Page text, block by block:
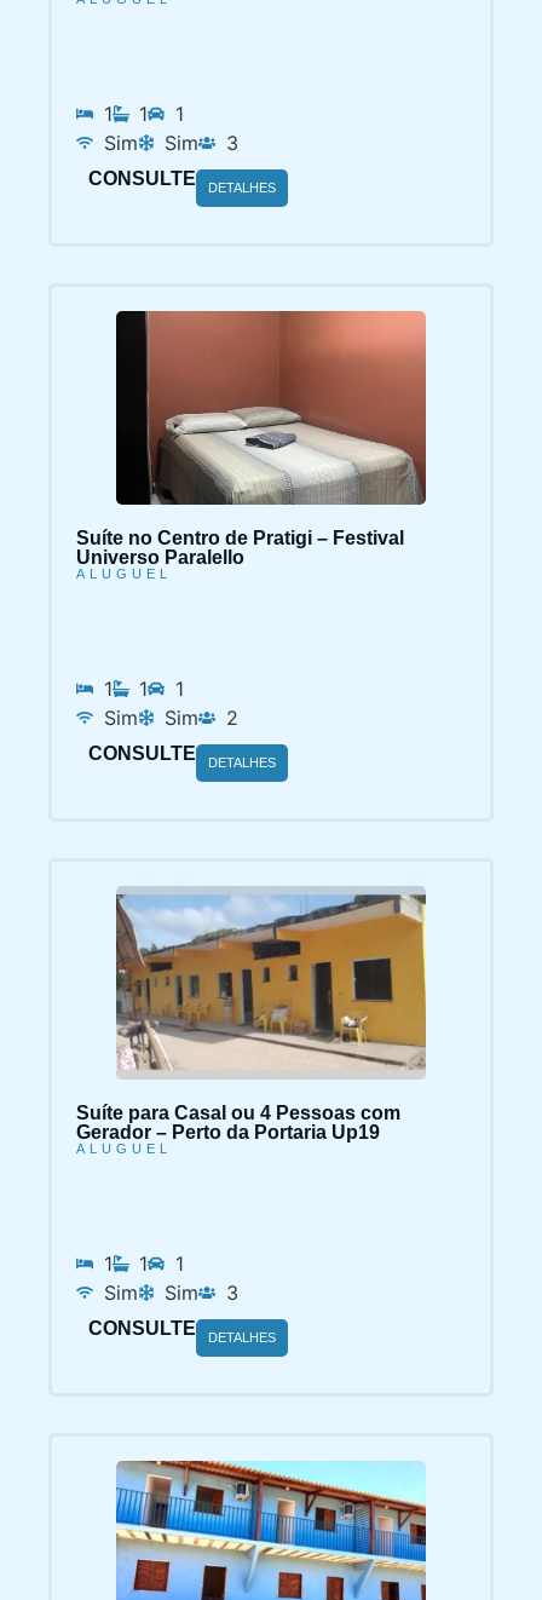
1 1
1
Sim
Sim 3
CONSULTE DETALHES
Suíte no Centro de Pratigi – Festival
Universo Paralello
ALUGUEL
1 1
1
Sim
Sim 2
CONSULTE DETALHES
Suíte para Casal ou 4 Pessoas com
Gerador – Perto da Portaria Up19
ALUGUEL
1 1
1
Sim
Sim 3
CONSULTE DETALHES